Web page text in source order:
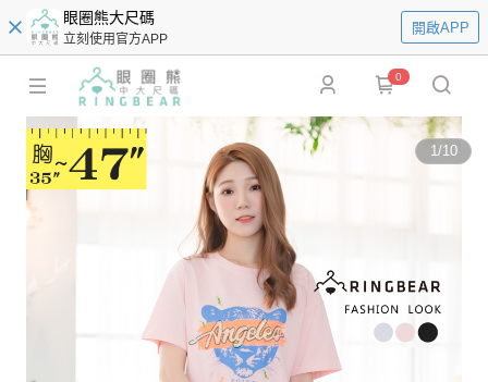
眼圈熊大尺碼
立刻使用官方APP
開啟APP
0
1/10